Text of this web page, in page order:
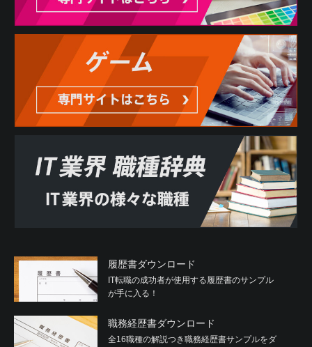
履歴書ダウンロード
IT転職の成功者が使用する履歴書のサンプル
が手に入る！
職務経歴書ダウンロード
全16職種の解説つき職務経歴書サンプルをダ